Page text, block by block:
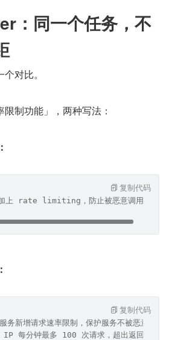
：同一个任务，不
对比。
制功能」，两种写法：
上 rate limiting，防止被恶意调用。
复制代码
新增请求速率限制，保护服务不被恶意请求
IP 每分钟最多 100 次请求，超出返回
复制代码